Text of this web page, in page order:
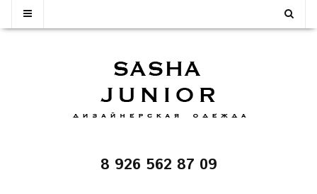
8 926 562 87 09